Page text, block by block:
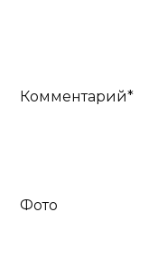
Комментарий*
Фото